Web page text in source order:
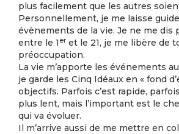
plus facilement que les autres
Personnellement, je me laisse
évènements de la vie. Je ne me dis
entre le 1 er et le 21, je me libère de
préoccupation.
La vie m’apporte les événements
je garde les Cinq Idéaux en « fond
objectifs. Parfois c’est rapide,
plus lent, mais l’important est le
qui va évoluer.
Il m’arrive aussi de me mettre en